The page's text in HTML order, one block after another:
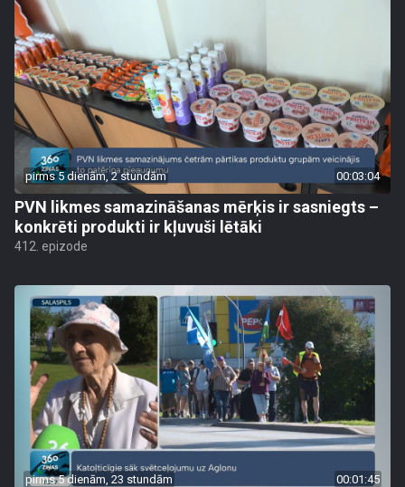
pirms 5 dienām, 2 stundām 00:03:04
PVN likmes samazināšanas mērķis ir sasniegts –
konkrēti produkti ir kļuvuši lētāki
412. epizode
pirms 5 dienām, 23 stundām 00:01:45